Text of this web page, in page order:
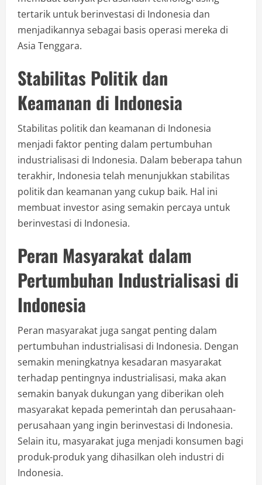
tertarik untuk berinvestasi di Indonesia dan
menjadikannya sebagai basis operasi mereka di
Asia Tenggara.
Stabilitas Politik dan
Keamanan di Indonesia
Stabilitas politik dan keamanan di Indonesia
menjadi faktor penting dalam pertumbuhan
industrialisasi di Indonesia. Dalam beberapa tahun
terakhir, Indonesia telah menunjukkan stabilitas
politik dan keamanan yang cukup baik. Hal ini
membuat investor asing semakin percaya untuk
berinvestasi di Indonesia.
Peran Masyarakat dalam
Pertumbuhan Industrialisasi di
Indonesia
Peran masyarakat juga sangat penting dalam
pertumbuhan industrialisasi di Indonesia. Dengan
semakin meningkatnya kesadaran masyarakat
terhadap pentingnya industrialisasi, maka akan
semakin banyak dukungan yang diberikan oleh
masyarakat kepada pemerintah dan perusahaan-
perusahaan yang ingin berinvestasi di Indonesia.
Selain itu, masyarakat juga menjadi konsumen bagi
produk-produk yang dihasilkan oleh industri di
Indonesia.